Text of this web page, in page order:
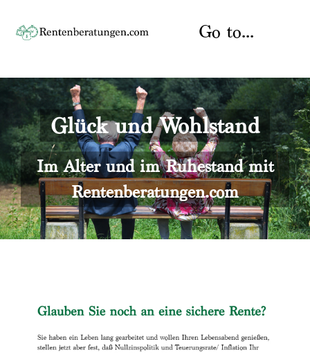
content
Go to...
Startseite
Rente
Rentenberater
Rentenversicherung
Versicherungsberatung
Über uns
Kontakt
Glück und Wohlstand
Im Alter und im Ruhestand mit
Rentenberatungen.com